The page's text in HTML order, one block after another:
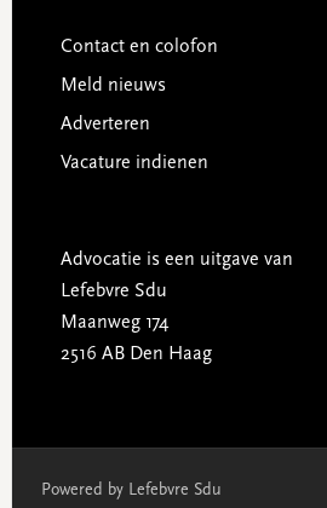
Contact en colofon
Meld nieuws
Adverteren
Vacature indienen
Advocatie is een uitgave van
Lefebvre Sdu
Maanweg 174
2516 AB Den Haag
Powered by Lefebvre Sdu